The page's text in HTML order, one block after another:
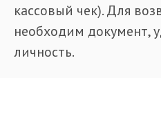
кассовый чек). Для
необходим документ,
личность.